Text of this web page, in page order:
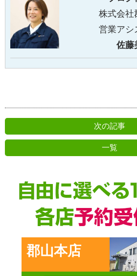
株式会社
営業アシ
佐藤
次の記事
一覧
郡山本店